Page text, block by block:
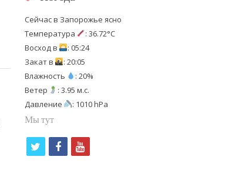
Сейчас в Запорожье ясно
Температура
: 36.72°C
Восход в
: 05:24
Закат в
: 20:05
Влажность
: 20%
Ветер
: 3.95 м.с.
Давление
: 1010 hPa
Мы тут
f
y